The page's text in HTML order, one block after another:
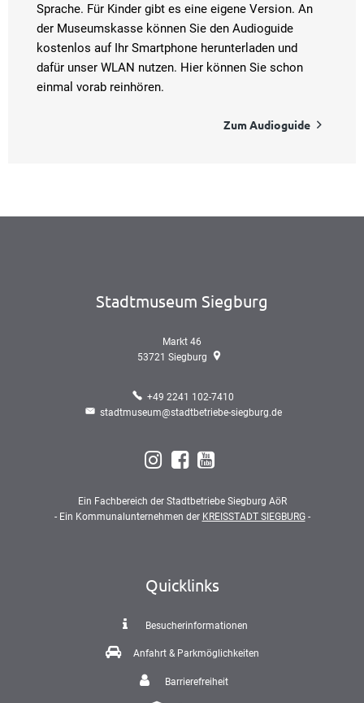
Sprache. Für Kinder gibt es eine eigene Version. An
der Museumskasse können Sie den Audioguide
kostenlos auf Ihr Smartphone herunterladen und
dafür unser WLAN nutzen. Hier können Sie schon
einmal vorab reinhören.
Zum Audioguide
Stadtmuseum Siegburg
Markt 46
53721 Siegburg
+49 2241 102-7410
stadtmuseum@stadtbetriebe-siegburg.de
Ein Fachbereich der Stadtbetriebe Siegburg AöR
- Ein Kommunalunternehmen der KREISSTADT SIEGBURG-
Quicklinks
Besucherinformationen
Anfahrt & Parkmöglichkeiten
Barrierefreiheit